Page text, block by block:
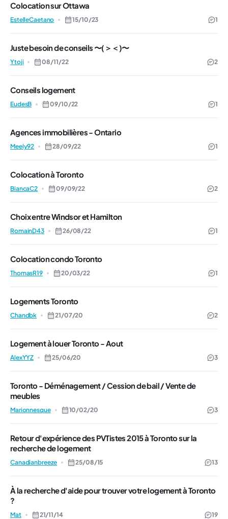
Colocation sur Ottawa
EstelleCaetano 15/10/23 1
Juste besoin de conseils 〜(＞＜)〜
Ytoji 08/11/22 2
Conseils logement
EudesB 09/10/22 1
Agences immobilières - Ontario
Meely92 28/09/22 1
Colocation à Toronto
BiancaC2 09/09/22 2
Choix entre Windsor et Hamilton
RomainD43 26/08/22 1
Colocation condo Toronto
ThomasR19 20/03/22 1
Logements Toronto
Chandbk 21/07/20 2
Logement à louer Toronto - Aout
AlexYYZ 25/06/20 3
Toronto - Déménagement / Cession de bail / Vente de
meubles
Marionnesque 10/02/20 3
Retour d'expérience des PVTistes 2015 à Toronto sur la
recherche de logement
Canadianbreeze 25/08/15 13
À la recherche d'aide pour trouver votre logement à Toronto
?
Mat 21/11/14 19